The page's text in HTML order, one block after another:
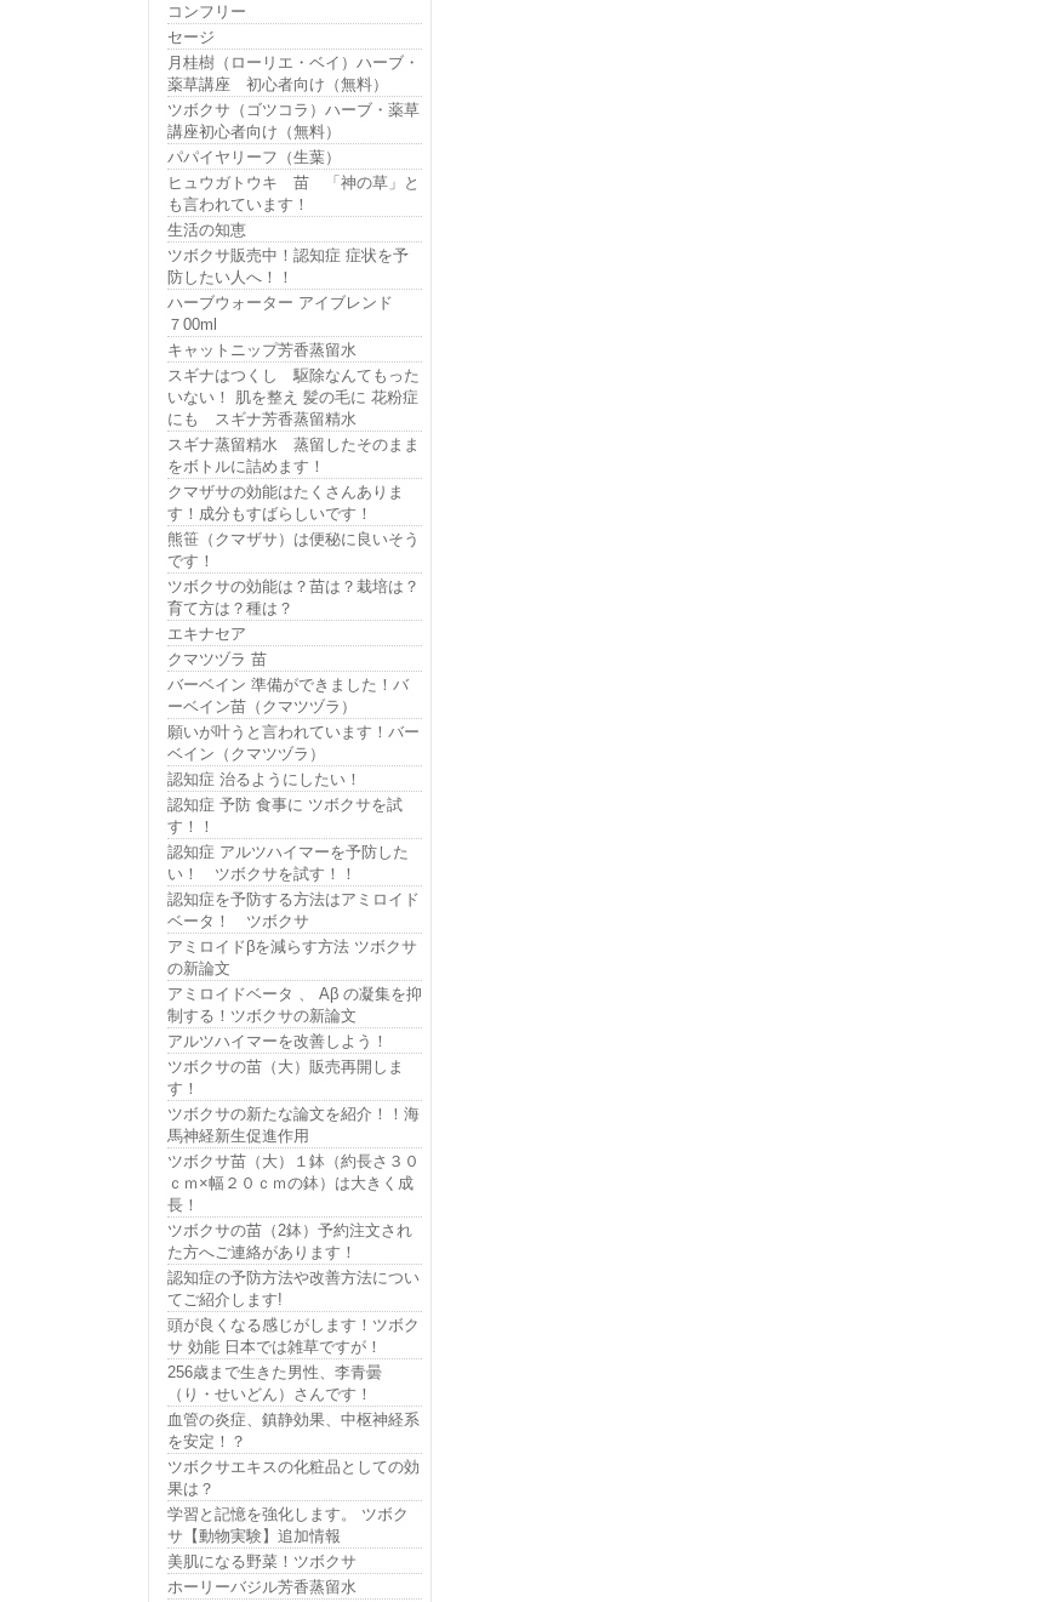
コンフリー
セージ
月桂樹（ローリエ・ベイ）ハーブ・
薬草講座 初心者向け（無料）
ツボクサ（ゴツコラ）ハーブ・薬草
講座初心者向け（無料）
パパイヤリーフ（生葉）
ヒュウガトウキ 苗 「神の草」と
も言われています！
生活の知恵
ツボクサ販売中！認知症 症状を予
防したい人へ！！
ハーブウォーター アイブレンド
７00ml
キャットニップ芳香蒸留水
スギナはつくし 駆除なんてもった
いない！ 肌を整え 髪の毛に 花粉症
にも スギナ芳香蒸留精水
スギナ蒸留精水 蒸留したそのまま
をボトルに詰めます！
クマザサの効能はたくさんありま
す！成分もすばらしいです！
熊笹（クマザサ）は便秘に良いそう
です！
ツボクサの効能は？苗は？栽培は？
育て方は？種は？
エキナセア
クマツヅラ 苗
バーベイン 準備ができました！バ
ーベイン苗（クマツヅラ）
願いが叶うと言われています！バー
ベイン（クマツヅラ）
認知症 治るようにしたい！
認知症 予防 食事に ツボクサを試
す！！
認知症 アルツハイマーを予防した
い！ ツボクサを試す！！
認知症を予防する方法はアミロイド
ベータ！ ツボクサ
アミロイドβを減らす方法 ツボクサ
の新論文
アミロイドベータ 、 Aβ の凝集を抑
制する！ツボクサの新論文
アルツハイマーを改善しよう！
ツボクサの苗（大）販売再開しま
す！
ツボクサの新たな論文を紹介！！海
馬神経新生促進作用
ツボクサ苗（大）１鉢（約長さ３０
ｃｍ×幅２０ｃｍの鉢）は大きく成
長！
ツボクサの苗（2鉢）予約注文され
た方へご連絡があります！
認知症の予防方法や改善方法につい
てご紹介します!
頭が良くなる感じがします！ツボク
サ 効能 日本では雑草ですが！
256歳まで生きた男性、李青曇
（り・せいどん）さんです！
血管の炎症、鎮静効果、中枢神経系
を安定！？
ツボクサエキスの化粧品としての効
果は？
学習と記憶を強化します。 ツボク
サ【動物実験】追加情報
美肌になる野菜！ツボクサ
ホーリーバジル芳香蒸留水